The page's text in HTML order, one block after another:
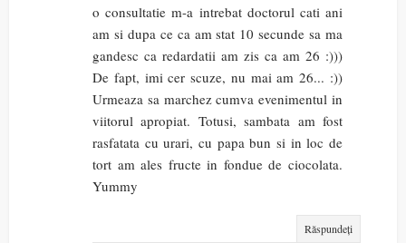
o consultatie m-a intrebat doctorul cati ani
am si dupa ce ca am stat 10 secunde sa ma
gandesc ca redardatii am zis ca am 26 :)))
De fapt, imi cer scuze, nu mai am 26... :))
Urmeaza sa marchez cumva evenimentul in
viitorul apropiat. Totusi, sambata am fost
rasfatata cu urari, cu papa bun si in loc de
tort am ales fructe in fondue de ciocolata.
Yummy
Răspundeți